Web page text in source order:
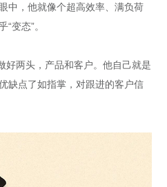
中，他就像个超高效率、满负荷
变态”。
好两头，产品和客户。他自己就是
缺点了如指掌，对跟进的客户信